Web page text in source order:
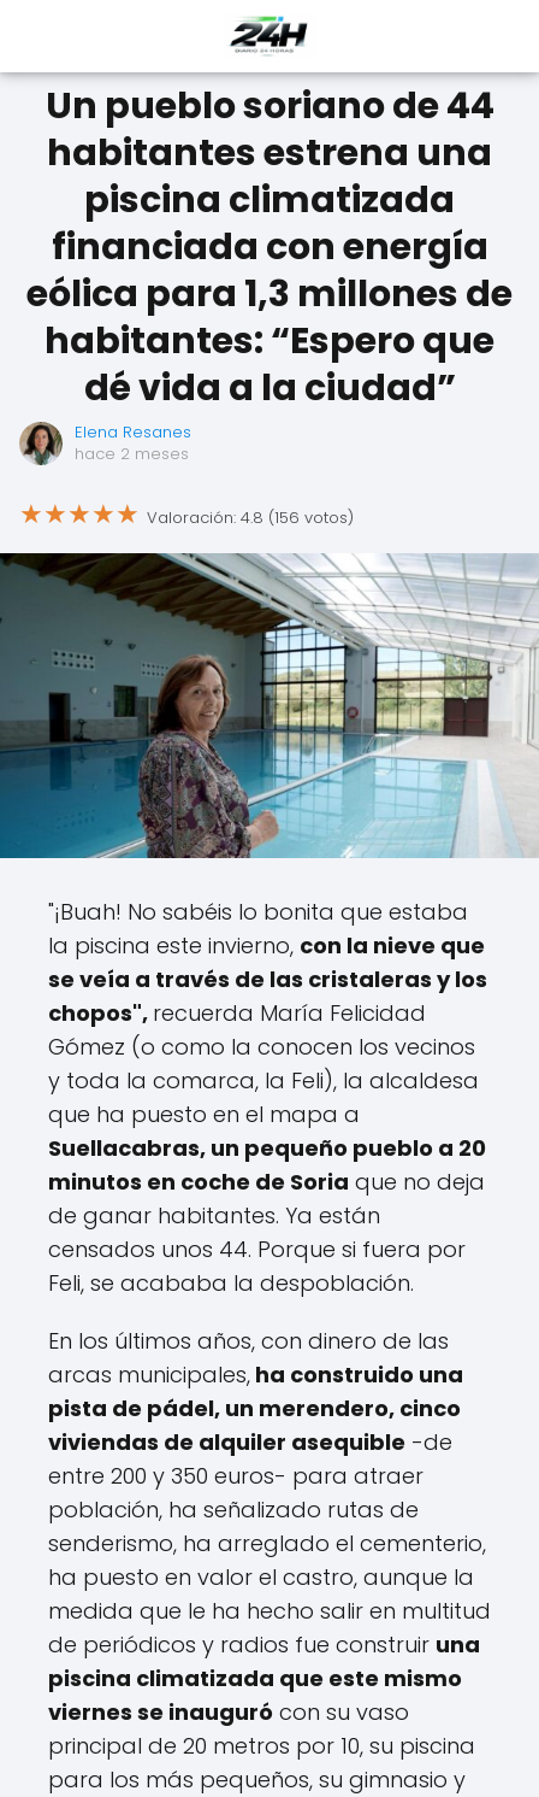
Un pueblo soriano de 44
habitantes estrena una
piscina climatizada
financiada con energía
eólica para 1,3 millones de
habitantes: “Espero que
dé vida a la ciudad”
Elena Resanes
hace 2 meses
★★★★★ Valoración: 4.8 (156 votos)
"¡Buah! No sabéis lo bonita que estaba
la piscina este invierno, con la nieve que
se veía a través de las cristaleras y los
chopos", recuerda María Felicidad
Gómez (o como la conocen los vecinos
y toda la comarca, la Feli), la alcaldesa
que ha puesto en el mapa a
Suellacabras, un pequeño pueblo a 20
minutos en coche de Soria que no deja
de ganar habitantes. Ya están
censados unos 44. Porque si fuera por
Feli, se acababa la despoblación.
En los últimos años, con dinero de las
arcas municipales, ha construido una
pista de pádel, un merendero, cinco
viviendas de alquiler asequible -de
entre 200 y 350 euros- para atraer
población, ha señalizado rutas de
senderismo, ha arreglado el cementerio,
ha puesto en valor el castro, aunque la
medida que le ha hecho salir en multitud
de periódicos y radios fue construir una
piscina climatizada que este mismo
viernes se inauguró con su vaso
principal de 20 metros por 10, su piscina
para los más pequeños, su gimnasio y